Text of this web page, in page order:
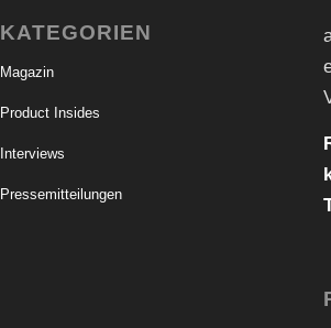
KATEGORIEN
Magazin
Product Insides
Interviews
Pressemitteilungen